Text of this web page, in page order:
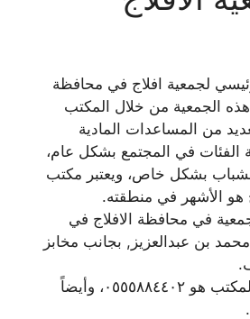
لجمعية افلاج في محافظة
هذه الجمعية من خلال المكتب
من المساعدات المادية
الفئات في المجتمع بشكل عام،
بشكل خاص، ويعتبر مكتب
هو الأشهر في منطقته.
في محافظة الافلاج في
بن عبدالعزيز, بجانب مخابز
رقم تليفون المكتب هو ٠٥٥٥٨٨٤٤٠٢، وأيضاً